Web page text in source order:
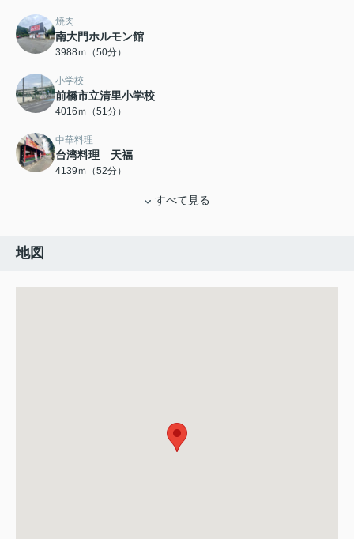
焼肉
南大門ホルモン館
3988ｍ（50分）
小学校
前橋市立清里小学校
4016ｍ（51分）
中華料理
台湾料理 天福
4139ｍ（52分）
すべて見る
地図